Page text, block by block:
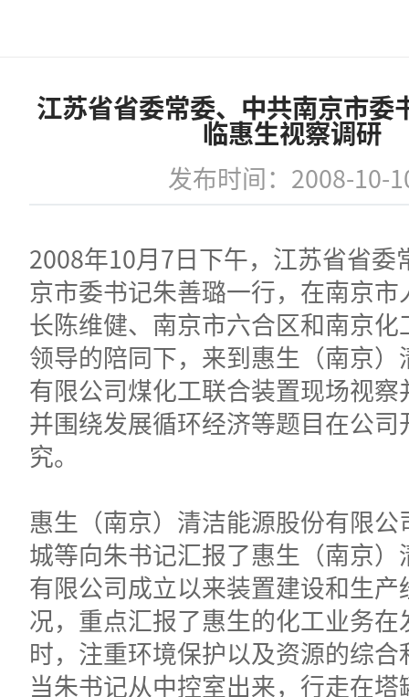
江苏省省委常委、中共南京市委
临惠生视察调研
发布时间：2008-10-
2008年10月7日下午，江苏省省委
京市委书记朱善璐一行，在南京
长陈维健、南京市六合区和南京
领导的陪同下，来到惠生（南京
有限公司煤化工联合装置现场视
并围绕发展循环经济等题目在公司
究。
惠生（南京）清洁能源股份有限
城等向朱书记汇报了惠生（南京
有限公司成立以来装置建设和生
况，重点汇报了惠生的化工业务
时，注重环境保护以及资源的综
当朱书记从中控室出来，行走在